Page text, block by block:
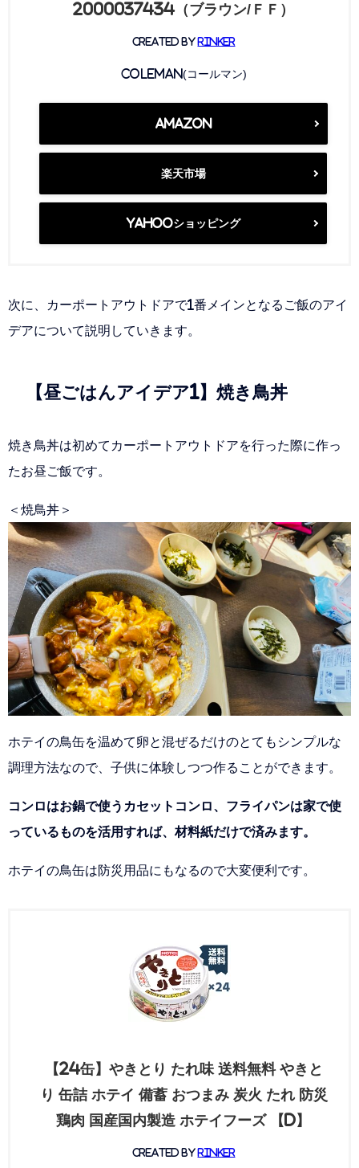
2000037434（ブラウン/ＦＦ）
created by Rinker
Coleman(コールマン)
Amazon
楽天市場
Yahooショッピング
次に、カーポートアウトドアで1番メインとなるご飯のアイ
デアについて説明していきます。
【昼ごはんアイデア1】焼き鳥丼
焼き鳥丼は初めてカーポートアウトドアを行った際に作っ
たお昼ご飯です。
＜焼鳥丼＞
ホテイの鳥缶を温めて卵と混ぜるだけのとてもシンプルな
調理方法なので、子供に体験しつつ作ることができます。
コンロはお鍋で使うカセットコンロ、フライパンは家で使
っているものを活用すれば、材料紙だけで済みます。
ホテイの鳥缶は防災用品にもなるので大変便利です。
【24缶】やきとり たれ味 送料無料 やきと
り 缶詰 ホテイ 備蓄 おつまみ 炭火 たれ 防災
鶏肉 国産国内製造 ホテイフーズ 【D】
created by Rinker